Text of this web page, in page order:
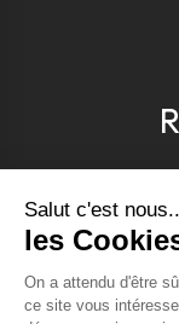
Pour être
notre newsletter